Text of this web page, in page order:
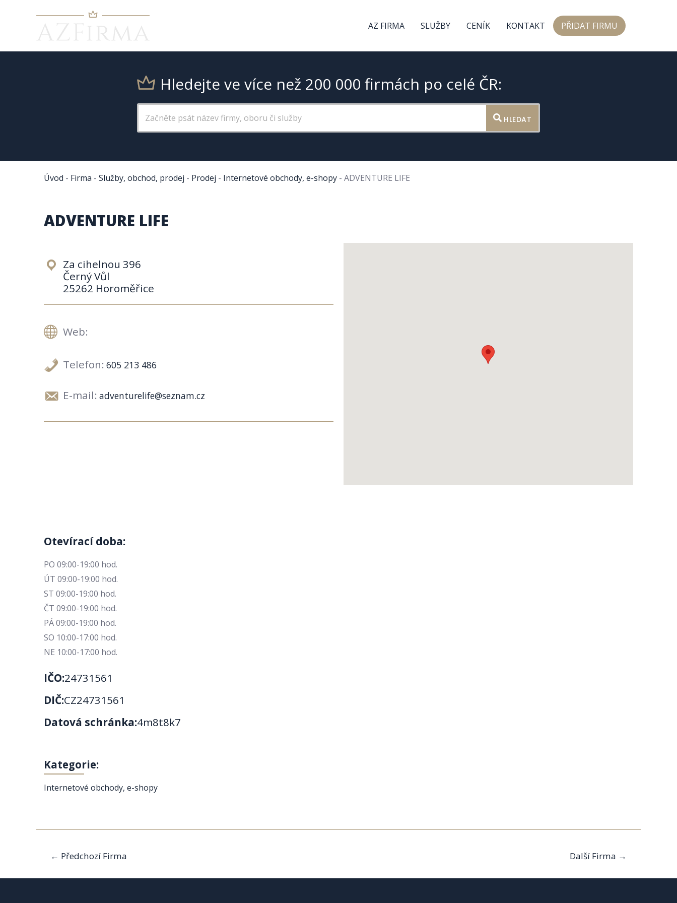
AZ FIRMA SLUŽBY CENÍK KONTAKT PŘIDAT FIRMU
Hledejte ve více než 200 000 firmách po celé ČR:
HLEDAT
Úvod - Firma - Služby, obchod, prodej - Prodej - Internetové obchody, e-shopy - ADVENTURE LIFE
ADVENTURE LIFE
Za cihelnou 396
Černý Vůl
25262 Horoměřice
Web:
Telefon: 605 213 486
E-mail: adventurelife@seznam.cz
Otevírací doba:
PO 09:00-19:00 hod.
ÚT 09:00-19:00 hod.
ST 09:00-19:00 hod.
ČT 09:00-19:00 hod.
PÁ 09:00-19:00 hod.
SO 10:00-17:00 hod.
NE 10:00-17:00 hod.
IČO:24731561
DIČ:CZ24731561
Datová schránka:4m8t8k7
Kategorie:
Internetové obchody, e-shopy
Navigace
pro
← Předchozí Firma Další Firma →